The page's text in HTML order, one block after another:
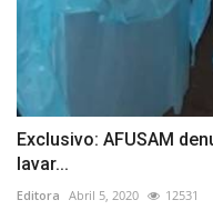
Exclusivo: AFUSAM
lavar...
Editora Abril 5, 2020 12531